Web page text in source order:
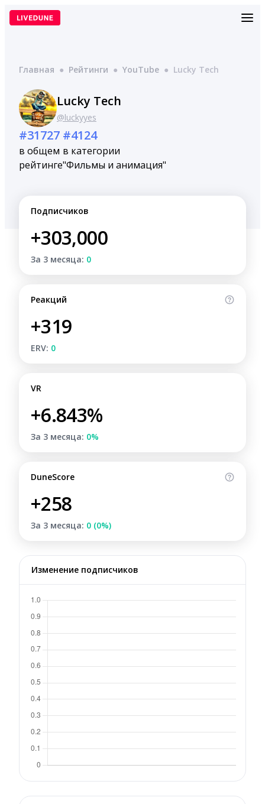
Перейти
Главная ● Рейтинги ● YouTube ● Lucky Tech
Lucky Tech
@luckyyes
#31727
в общем
рейтинге
#4124
в категории
"Фильмы и анимация"
Подписчиков
+303,000
За 3 месяца: 0
Реакций
+319
ERV: 0
VR
+6.843%
За 3 месяца: 0%
DuneScore
+258
За 3 месяца: 0 (0%)
Изменение подписчиков